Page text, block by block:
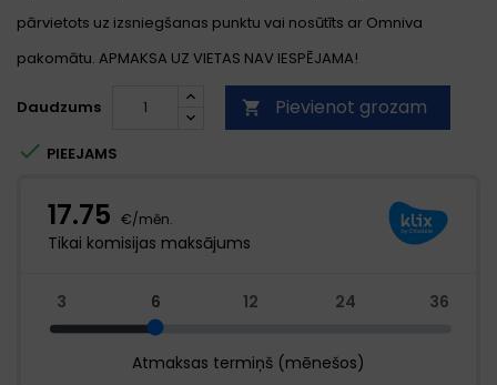
pārvietots uz izsniegšanas punktu vai nosūtīts ar Omniva
pakomātu. APMAKSA UZ VIETAS NAV IESPĒJAMA!
Daudzums  Pievienot grozam
 PIEEJAMS